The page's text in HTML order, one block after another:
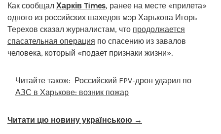
Как сообщал Харків Times, ранее на месте «прилета»
одного из российских шахедов мэр Харькова Игорь
Терехов сказал журналистам, что продолжается
спасательная операция по спасению из завалов
человека, который «подает признаки жизни».
Читайте також: Российский FPV-дрон ударил по
АЗС в Харькове: возник пожар
Читати цю новину українською →